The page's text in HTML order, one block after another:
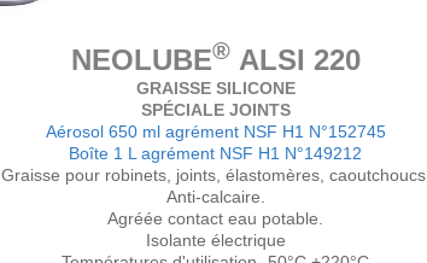
NEOLUBE®ALSI 220
GRAISSE SILICONE
SPÉCIALE JOINTS
Aérosol 650 ml agrément NSF H1 N°152745
Boîte 1 L agrément NSF H1 N°149212
Graisse pour robinets, joints, élastomères, caoutchoucs.
Anti-calcaire.
Agréée contact eau potable.
Isolante électrique